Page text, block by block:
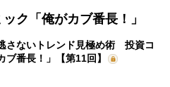
ク「俺がカブ番長！」
さないトレンド見極め術 投資コ
ブ番長！」【第11回】